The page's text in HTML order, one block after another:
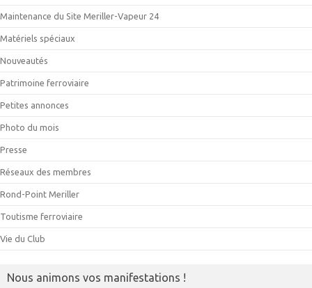
Maintenance du Site Meriller-Vapeur 24
Matériels spéciaux
Nouveautés
Patrimoine ferroviaire
Petites annonces
Photo du mois
Presse
Réseaux des membres
Rond-Point Meriller
Toutisme ferroviaire
Vie du Club
Nous animons vos manifestations !